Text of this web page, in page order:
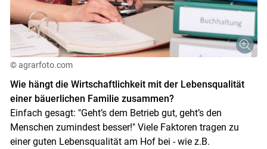
© agrarfoto.com
Wie hängt die Wirtschaftlichkeit mit der Lebensqualität
einer bäuerlichen Familie ­zusammen?
Einfach gesagt: "Geht’s dem Betrieb gut, geht’s den
Menschen zumindest besser!" Viele Faktoren tragen zu
einer guten Lebensqualität am Hof bei - wie z.B.